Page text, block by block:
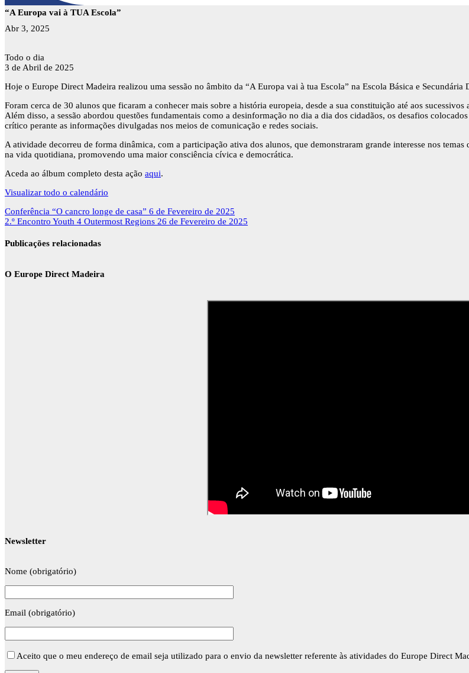
“A Europa vai à TUA Escola”
Abr 3, 2025
“A
Europa
à
Escola”
Todo o dia
3 de Abril de 2025
Hoje o Europe Direct Madeira realizou uma sessão no âmbito da “A Europa vai à tua Escola” na Escola Básica e
Foram cerca de 30 alunos que ficaram a conhecer mais sobre a história europeia, desde a sua constituição até aos
Além disso, a sessão abordou questões fundamentais como a desinformação no dia a dia dos cidadãos, os desafios
crítico perante as informações divulgadas nos meios de comunicação e redes sociais.
A atividade decorreu de forma dinâmica, com a participação ativa dos alunos, que demonstraram grande interesse nos
na vida quotidiana, promovendo uma maior consciência cívica e democrática.
Aceda ao álbum completo desta ação aqui.
Visualizar todo o calendário
Navegação
de
Conferência “O cancro longe de casa” 6 de Fevereiro de 2025
2.º Encontro Youth 4 Outermost Regions 26 de Fevereiro de 2025
Publicações relacionadas
O Europe Direct Madeira
Newsletter
Nome (obrigatório)
Email (obrigatório)
Aceito que o meu endereço de email seja utilizado para o envio da newsletter referente às atividades do Europe Direct